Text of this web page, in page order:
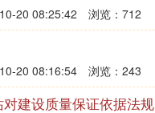
20 08:25:42 浏览：712
20 08:16:54 浏览：243
建设质量保证依据法规